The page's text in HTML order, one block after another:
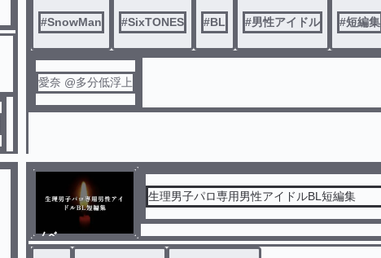
#SnowMan #SixTONES #BL #男性アイドル #短編集
愛奈 @多分低浮上
ノベ
ル
生理男子パロ専用男性アイドルBL短編集